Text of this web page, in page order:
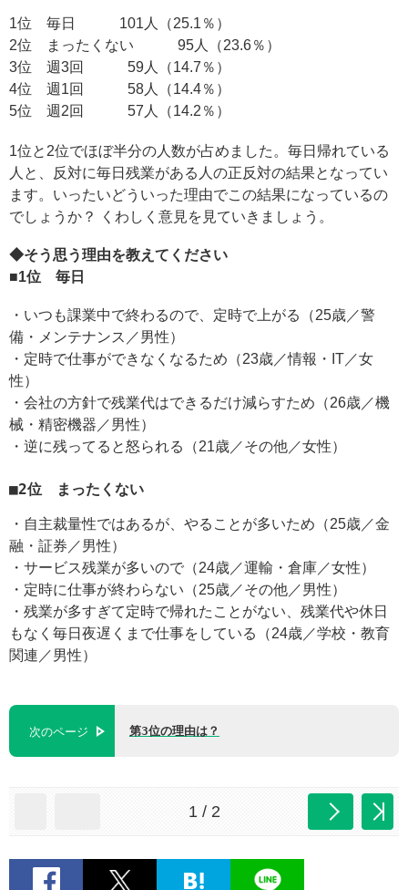
1位 毎日 101人（25.1％）
2位 まったくない 95人（23.6％）
3位 週3回 59人（14.7％）
4位 週1回 58人（14.4％）
5位 週2回 57人（14.2％）
1位と2位でほぼ半分の人数が占めました。毎日帰れている
人と、反対に毎日残業がある人の正反対の結果となってい
ます。いったいどういった理由でこの結果になっているの
でしょうか？ くわしく意見を見ていきましょう。
◆そう思う理由を教えてください
■1位 毎日
・いつも課業中で終わるので、定時で上がる（25歳／警
備・メンテナンス／男性）
・定時で仕事ができなくなるため（23歳／情報・IT／女
性）
・会社の方針で残業代はできるだけ減らすため（26歳／機
械・精密機器／男性）
・逆に残ってると怒られる（21歳／その他／女性）
■2位 まったくない
・自主裁量性ではあるが、やることが多いため（25歳／金
融・証券／男性）
・サービス残業が多いので（24歳／運輸・倉庫／女性）
・定時に仕事が終わらない（25歳／その他／男性）
・残業が多すぎて定時で帰れたことがない、残業代や休日
もなく毎日夜遅くまで仕事をしている（24歳／学校・教育
関連／男性）
次のページ 第3位の理由は？
1 / 2